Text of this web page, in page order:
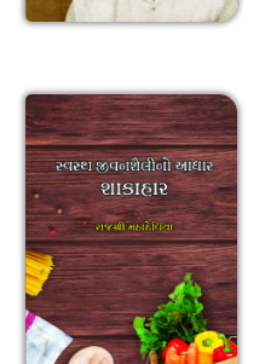
સ્વસ્થ જીવનશૈલીનો
આધાર શાકાહાર